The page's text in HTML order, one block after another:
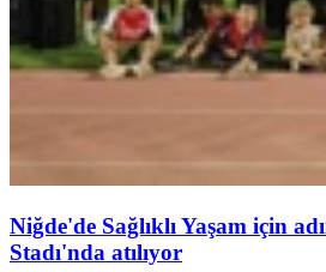
Niğde'de Sağlıklı Yaşam için
Stadı'nda atılıyor